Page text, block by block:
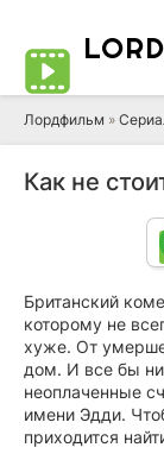
LORD
Лордфильм »
Как не
Британский
которому не
хуже. От
дом. И все бы
неоплаченные
имени Эдди.
приходится